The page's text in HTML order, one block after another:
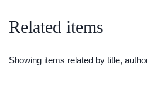
Related items
Showing items related by title,